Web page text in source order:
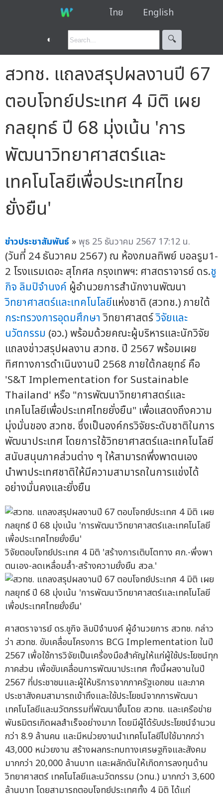
ไทย English
◐ 🔍︎
สวทช. แถลงสรุปผลงานปี 67
ตอบโจทย์ประเทศ 4 มิติ เผย
กลยุทธ์ ปี 68 มุ่งเน้น 'การ
พัฒนาวิทยาศาสตร์และ
เทคโนโลยีเพื่อประเทศไทย
ยั่งยืน'
ข่าวประชาสัมพันธ์ »พุธ 25 ธันวาคม 2567 17:12 น.
(วันที่ 24 ธันวาคม 2567) ณ ห้องกมลทิพย์ บอลรูม1-
2 โรงแรมเดอะ สุโกศล กรุงเทพฯ: ศาสตราจารย์ ดร.ชู
กิจ ลิมปิจำนงค์ ผู้อำนวยการสำนักงานพัฒนา
วิทยาศาสตร์และเทคโนโลยีแห่งชาติ (สวทช.) ภายใต้
กระทรวงการอุดมศึกษาวิทยาศาสตร์วิจัยและ
นวัตกรรม (อว.) พร้อมด้วยคณะผู้บริหารและนักวิจัย
แถลงข่าวสรุปผลงาน สวทช. ปี 2567 พร้อมเผย
ทิศทางการดำเนินงานปี 2568 ภายใต้กลยุทธ์ คือ
'S&T Implementation for Sustainable
Thailand' หรือ "การพัฒนาวิทยาศาสตร์และ
เทคโนโลยีเพื่อประเทศไทยยั่งยืน" เพื่อแสดงถึงความ
มุ่งมั่นของ สวทช. ซึ่งเป็นองค์กรวิจัยระดับชาติในการ
พัฒนาประเทศ โดยการใช้วิทยาศาสตร์และเทคโนโลยี
สนับสนุนภาคส่วนต่าง ๆ ให้สามารถพึ่งพาตนเอง
นำพาประเทศชาติให้มีความสามารถในการแข่งได้
อย่างมั่นคงและยั่งยืน
วิจัยตอบโจทย์ประเทศ 4 มิติ 'สร้างการเติบโตทาง ศก.-พึ่งพา
ตนเอง-ลดเหลื่อมล้ำ-สร้างความยั่งยืน สวล.'
ศาสตราจารย์ ดร.ชูกิจ ลิมปิจำนงค์ ผู้อำนวยการ สวทช. กล่าว
ว่า สวทช. ขับเคลื่อนโครงการ BCG Implementation ในปี
2567 เพื่อใช้การวิจัยเป็นเครื่องมือสำคัญให้แก่ผู้ใช้ประโยชน์ทุก
ภาคส่วน เพื่อขับเคลื่อนการพัฒนาประเทศ ทั้งนี้ผลงานในปี
2567 ที่ประชาชนและผู้ให้บริการจากภาครัฐเอกชน และภาค
ประชาสังคมสามารถเข้าถึงและใช้ประโยชน์จากการพัฒนา
เทคโนโลยีและนวัตกรรมที่พัฒนาขึ้นโดย สวทช. และเครือข่าย
พันธมิตรเกิดผลสำเร็จอย่างมาก โดยมีผู้ได้รับประโยชน์จำนวน
กว่า 8.9 ล้านคน และมีหน่วยงานนำเทคโนโลยีไปใช้มากกว่า
43,000 หน่วยงาน สร้างผลกระทบทางเศรษฐกิจและสังคม
มากกว่า 20,000 ล้านบาท และผลักดันให้เกิดการลงทุนด้าน
วิทยาศาสตร์ เทคโนโลยีและนวัตกรรม (วทน.) มากกว่า 3,600
ล้านบาท โดยสามารถตอบโจทย์ประเทศทั้ง 4 มิติ ได้แก่